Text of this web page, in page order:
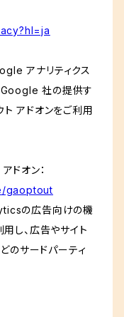
アナリティクス
Google 社の提供す
アドオンをご利用
ドオン：
gaoptout
の広告向けの機
し、広告やサイト
サードパーティ